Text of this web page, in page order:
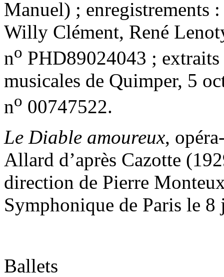
Manuel) ; enregistrements
Willy Clément, René
no PHD89024043 ; extraits
musicales de Quimper, 5
no 00747522.
Le Diable amoureux,
Allard d’après Cazotte
direction de Pierre
Symphonique de Paris le
Ballets